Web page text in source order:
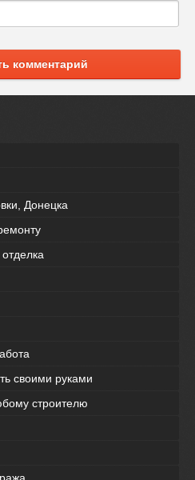
комментарий
Донецка
своими руками
строителю